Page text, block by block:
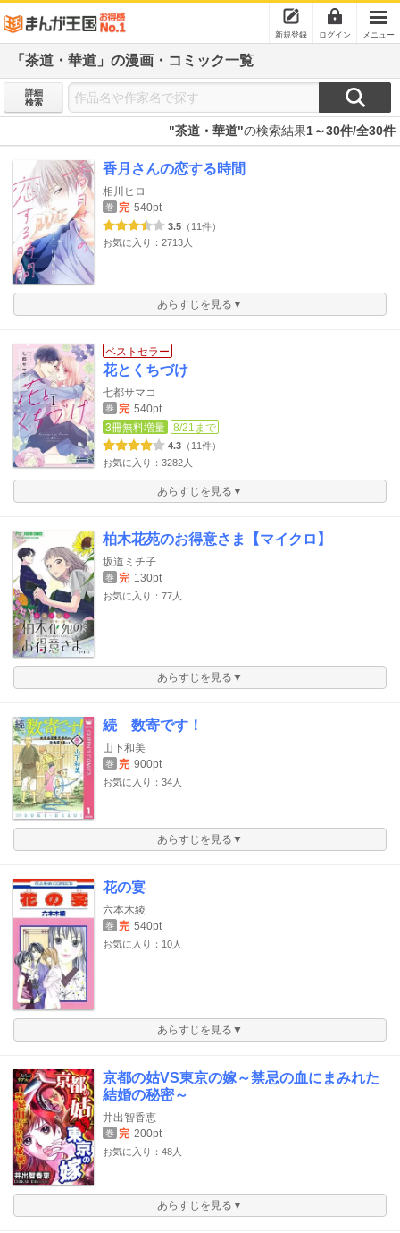
新規登録 ログイン メニュー
「茶道・華道」の漫画・コミック一覧
詳細
検索
"茶道・華道"の検索結果1～30件/全30件
香月さんの恋する時間
相川ヒロ
巻 完 540pt
3.5 （11件）
お気に入り：2713人
あらすじを見る▼
ベストセラー
花とくちづけ
七都サマコ
巻 完 540pt
3冊無料増量
8/21まで
4.3 （11件）
お気に入り：3282人
あらすじを見る▼
柏木花苑のお得意さま【マイクロ】
坂道ミチ子
巻 完 130pt
お気に入り：77人
あらすじを見る▼
続 数寄です！
山下和美
巻 完 900pt
お気に入り：34人
あらすじを見る▼
花の宴
六本木綾
巻 完 540pt
お気に入り：10人
あらすじを見る▼
京都の姑VS東京の嫁～禁忌の血にまみれた
結婚の秘密～
井出智香恵
巻 完 200pt
お気に入り：48人
あらすじを見る▼